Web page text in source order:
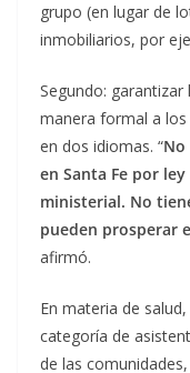
grupo (en lugar de
inmobiliarios, por
Segundo:
manera formal a
en dos idiomas. “
en Santa Fe por
ministerial. No
pueden prosperar
afirmó.
En materia de
categoría de
de las